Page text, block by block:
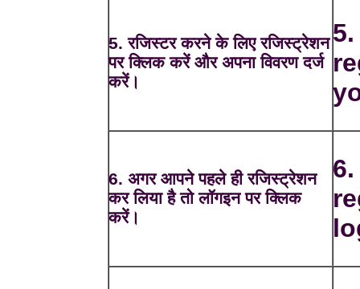
5. रजिस्टर करने के लिए रजिस्ट्रेशन
पर क्लिक करें और अपना विवरण दर्ज
करें।
6. अगर आपने पहले ही रजिस्ट्रेशन
कर लिया है तो लॉगइन पर क्लिक
करें।